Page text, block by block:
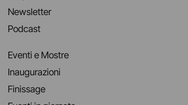
Newsletter
Podcast
Eventi e Mostre
Inaugurazioni
Finissage